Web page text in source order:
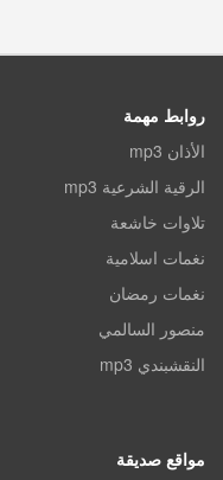
روابط مهمة
الأذان mp3
الرقية الشرعية mp3
تلاوات خاشعة
نغمات اسلامية
نغمات رمضان
منصور السالمي
النقشبندي mp3
مواقع صديقة